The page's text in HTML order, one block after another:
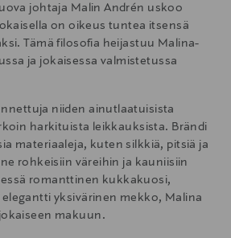
johtaja Malin Andrén uskoo
on oikeus tuntea itsensä
Tämä filosofia heijastuu Malina-
ja jokaisessa valmistetussa
niiden ainutlaatuisista
harkituista leikkauksista. Brändi
materiaaleja, kuten silkkiä, pitsiä ja
rohkeisiin väreihin ja kauniisiin
romanttinen kukkakuosi,
yksivärinen mekko, Malina
makuun.